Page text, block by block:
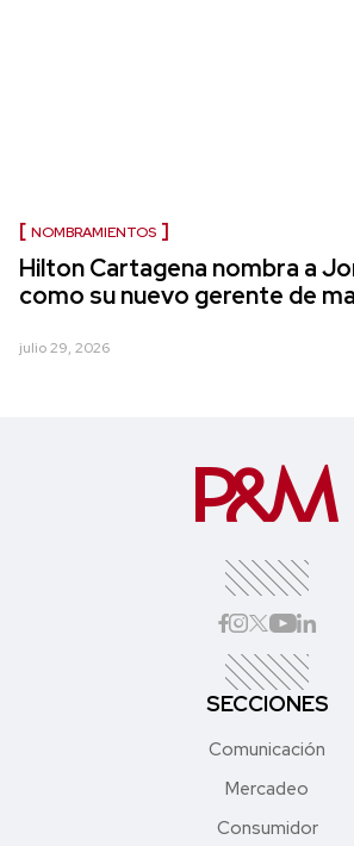
NOMBRAMIENTOS
Hilton Cartagena nombra a
como su nuevo gerente de
julio 29, 2026
SECCIONES
Comunicación
Mercadeo
Consumidor